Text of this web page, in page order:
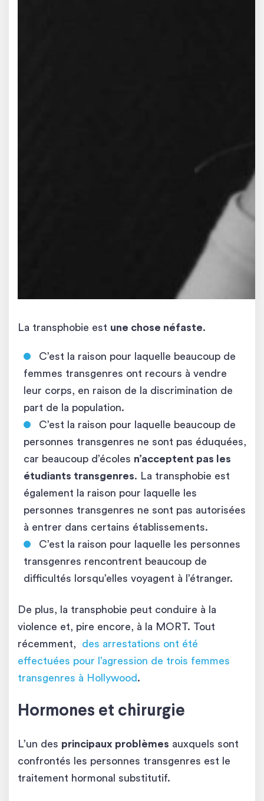
La transphobie est une chose néfaste.
C’est la raison pour laquelle beaucoup de
femmes transgenres ont recours à vendre
leur corps, en raison de la discrimination de
part de la population.
C’est la raison pour laquelle beaucoup de
personnes transgenres ne sont pas éduquées,
car beaucoup d’écoles n’acceptent pas les
étudiants transgenres. La transphobie est
également la raison pour laquelle les
personnes transgenres ne sont pas autorisées
à entrer dans certains établissements.
C’est la raison pour laquelle les personnes
transgenres rencontrent beaucoup de
difficultés lorsqu’elles voyagent à l’étranger.
De plus, la transphobie peut conduire à la
violence et, pire encore, à la MORT. Tout
récemment,
des arrestations ont été
effectuées pour l’agression de trois femmes
transgenres à Hollywood .
Hormones et chirurgie
L’un des principaux problèmes auxquels sont
confrontés les personnes transgenres est le
traitement hormonal substitutif.